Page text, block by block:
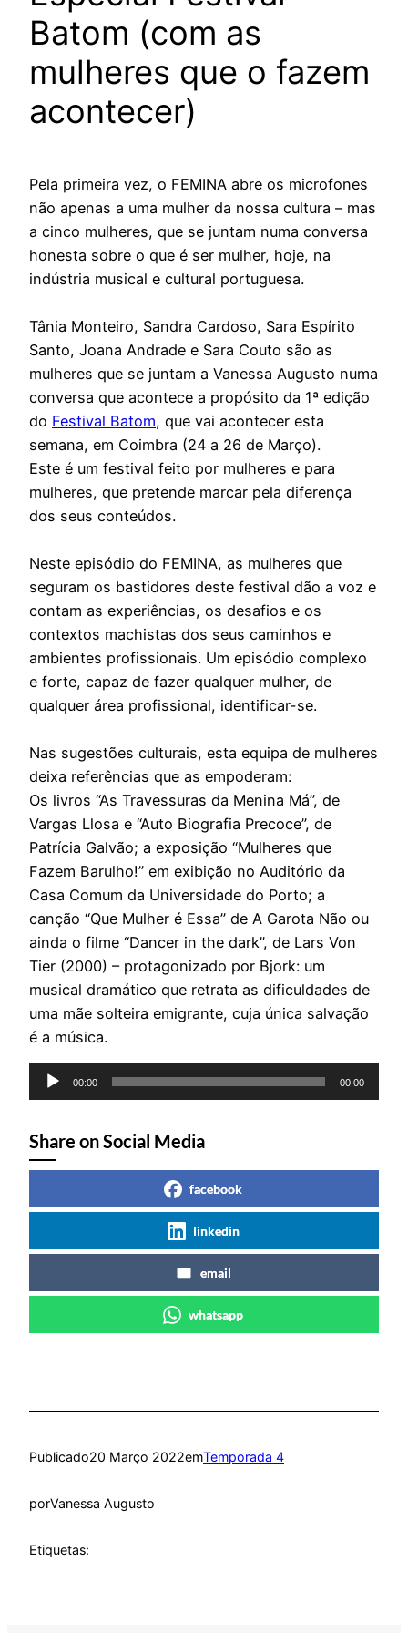
Batom (com as
mulheres que o fazem
acontecer)
Pela primeira vez, o FEMINA abre os microfones
não apenas a uma mulher da nossa cultura – mas
a cinco mulheres, que se juntam numa conversa
honesta sobre o que é ser mulher, hoje, na
indústria musical e cultural portuguesa.
Tânia Monteiro, Sandra Cardoso, Sara Espírito
Santo, Joana Andrade e Sara Couto são as
mulheres que se juntam a Vanessa Augusto numa
conversa que acontece a propósito da 1ª edição
do Festival Batom, que vai acontecer esta
semana, em Coimbra (24 a 26 de Março).
Este é um festival feito por mulheres e para
mulheres, que pretende marcar pela diferença
dos seus conteúdos.
Neste episódio do FEMINA, as mulheres que
seguram os bastidores deste festival dão a voz e
contam as experiências, os desafios e os
contextos machistas dos seus caminhos e
ambientes profissionais. Um episódio complexo
e forte, capaz de fazer qualquer mulher, de
qualquer área profissional, identificar-se.
Nas sugestões culturais, esta equipa de mulheres
deixa referências que as empoderam:
Os livros “As Travessuras da Menina Má”, de
Vargas Llosa e “Auto Biografia Precoce”, de
Patrícia Galvão; a exposição “Mulheres que
Fazem Barulho!” em exibição no Auditório da
Casa Comum da Universidade do Porto; a
canção “Que Mulher é Essa” de A Garota Não ou
ainda o filme “Dancer in the dark”, de Lars Von
Tier (2000) – protagonizado por Bjork: um
musical dramático que retrata as dificuldades de
uma mãe solteira emigrante, cuja única salvação
é a música.
Reprodutor
de
00:00 00:00
Share on Social Media
facebook
linkedin
email
whatsapp
Publicado20 Março 2022emTemporada 4
porVanessa Augusto
Etiquetas: